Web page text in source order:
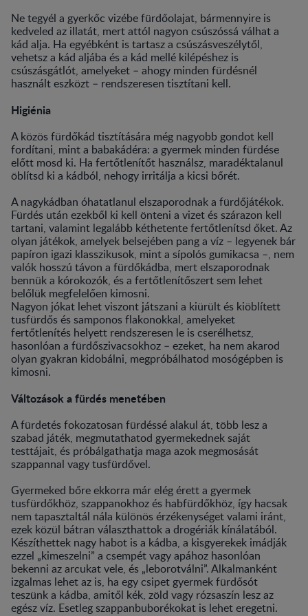
Ne tegyél a gyerkőc vizébe fürdőolajat, bármennyire is
kedveled az illatát, mert attól nagyon csúszóssá válhat a
kád alja. Ha egyébként is tartasz a csúszásveszélytől,
vehetsz a kád aljába és a kád mellé kilépéshez is
csúszásgátlót, amelyeket – ahogy minden fürdésnél
használt eszközt – rendszeresen tisztítani kell.
Higiénia
A közös fürdőkád tisztítására még nagyobb gondot kell
fordítani, mint a babakádéra: a gyermek minden fürdése
előtt mosd ki. Ha fertőtlenítőt használsz, maradéktalanul
öblítsd ki a kádból, nehogy irritálja a kicsi bőrét.
A nagykádban óhatatlanul elszaporodnak a fürdőjátékok.
Fürdés után ezekből ki kell önteni a vizet és szárazon kell
tartani, valamint legalább kéthetente fertőtlenítsd őket. Az
olyan játékok, amelyek belsejében pang a víz – legyenek bár
papíron igazi klasszikusok, mint a sípolós gumikacsa –, nem
valók hosszú távon a fürdőkádba, mert elszaporodnak
bennük a kórokozók, és a fertőtlenítőszert sem lehet
belőlük megfelelően kimosni.
Nagyon jókat lehet viszont játszani a kiürült és kiöblített
tusfürdős és samponos flakonokkal, amelyeket
fertőtlenítés helyett rendszeresen le is cserélhetsz,
hasonlóan a fürdőszivacsokhoz – ezeket, ha nem akarod
olyan gyakran kidobálni, megpróbálhatod mosógépben is
kimosni.
Változások a fürdés menetében
A fürdetés fokozatosan fürdéssé alakul át, több lesz a
szabad játék, megmutathatod gyermekednek saját
testtájait, és próbálgathatja maga azok megmosását
szappannal vagy tusfürdővel.
Gyermeked bőre ekkorra már elég érett a gyermek
tusfürdőkhöz, szappanokhoz és habfürdőkhöz, így hacsak
nem tapasztaltál nála különös érzékenységet valami iránt,
ezek közül bátran választhattok a drogériák kínálatából.
Készíthettek nagy habot is a kádba, a kisgyerekek imádják
ezzel „kimeszelni” a csempét vagy apához hasonlóan
bekenni az arcukat vele, és „leborotválni”. Alkalmanként
izgalmas lehet az is, ha egy csipet gyermek fürdősót
teszünk a kádba, amitől kék, zöld vagy rózsaszín lesz az
egész víz. Esetleg szappanbuborékokat is lehet eregetni.